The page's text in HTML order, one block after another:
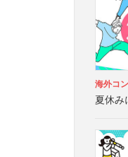
海外コ
夏休み